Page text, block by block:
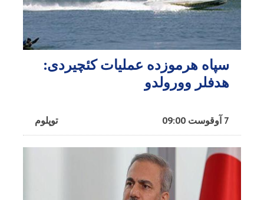
سپاه هرموزده عملیات کئچیردی:
هدفلر وورولدو
توپلوم 7 آوقوست 09:00